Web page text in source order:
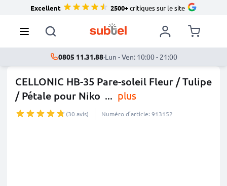
Excellent 2500+critiques sur le site
0805 11.31.88·Lun - Ven: 10:00 - 21:00
CELLONIC HB-35 Pare-soleil Fleur / Tulipe
/ Pétale pour Niko ... plus
(30 avis) Numéro d’article: 913152